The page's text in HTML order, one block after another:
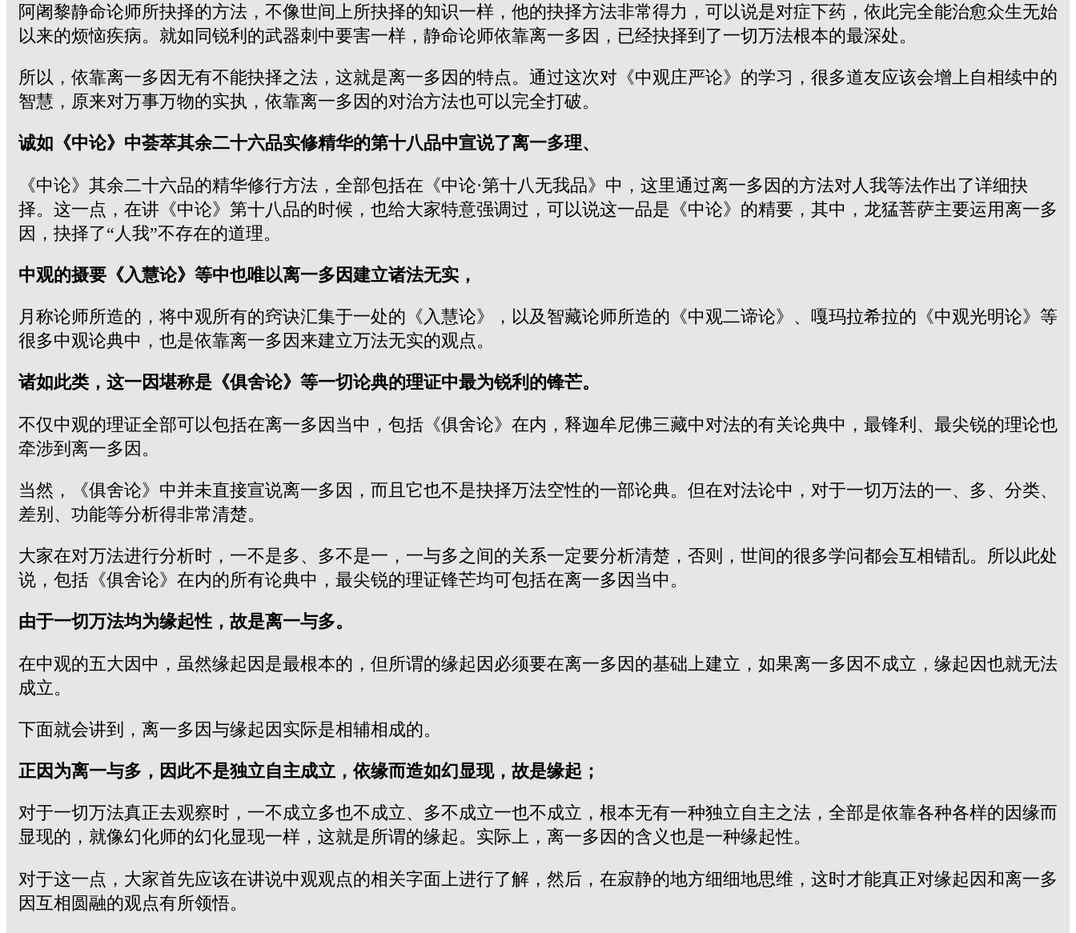
阿阇黎静命论师所抉择的方法，不像世间上所抉择的知识一样，他的抉择方法非常得力，可以说是对症下药，依此完全能治愈众生无始
以来的烦恼疾病。就如同锐利的武器刺中要害一样，静命论师依靠离一多因，已经抉择到了一切万法根本的最深处。
所以，依靠离一多因无有不能抉择之法，这就是离一多因的特点。通过这次对《中观庄严论》的学习，很多道友应该会增上自相续中的
智慧，原来对万事万物的实执，依靠离一多因的对治方法也可以完全打破。
诚如《中论》中荟萃其余二十六品实修精华的第十八品中宣说了离一多理、
《中论》其余二十六品的精华修行方法，全部包括在《中论·第十八无我品》中，这里通过离一多因的方法对人我等法作出了详细抉
择。这一点，在讲《中论》第十八品的时候，也给大家特意强调过，可以说这一品是《中论》的精要，其中，龙猛菩萨主要运用离一多
因，抉择了“人我”不存在的道理。
中观的摄要《入慧论》等中也唯以离一多因建立诸法无实，
月称论师所造的，将中观所有的窍诀汇集于一处的《入慧论》，以及智藏论师所造的《中观二谛论》、嘎玛拉希拉的《中观光明论》等
很多中观论典中，也是依靠离一多因来建立万法无实的观点。
诸如此类，这一因堪称是《俱舍论》等一切论典的理证中最为锐利的锋芒。
不仅中观的理证全部可以包括在离一多因当中，包括《俱舍论》在内，释迦牟尼佛三藏中对法的有关论典中，最锋利、最尖锐的理论也
牵涉到离一多因。
当然，《俱舍论》中并未直接宣说离一多因，而且它也不是抉择万法空性的一部论典。但在对法论中，对于一切万法的一、多、分类、
差别、功能等分析得非常清楚。
大家在对万法进行分析时，一不是多、多不是一，一与多之间的关系一定要分析清楚，否则，世间的很多学问都会互相错乱。所以此处
说，包括《俱舍论》在内的所有论典中，最尖锐的理证锋芒均可包括在离一多因当中。
由于一切万法均为缘起性，故是离一与多。
在中观的五大因中，虽然缘起因是最根本的，但所谓的缘起因必须要在离一多因的基础上建立，如果离一多因不成立，缘起因也就无法
成立。
下面就会讲到，离一多因与缘起因实际是相辅相成的。
正因为离一与多，因此不是独立自主成立，依缘而造如幻显现，故是缘起；
对于一切万法真正去观察时，一不成立多也不成立、多不成立一也不成立，根本无有一种独立自主之法，全部是依靠各种各样的因缘而
显现的，就像幻化师的幻化显现一样，这就是所谓的缘起。实际上，离一多因的含义也是一种缘起性。
对于这一点，大家首先应该在讲说中观观点的相关字面上进行了解，然后，在寂静的地方细细地思维，这时才能真正对缘起因和离一多
因互相圆融的观点有所领悟。